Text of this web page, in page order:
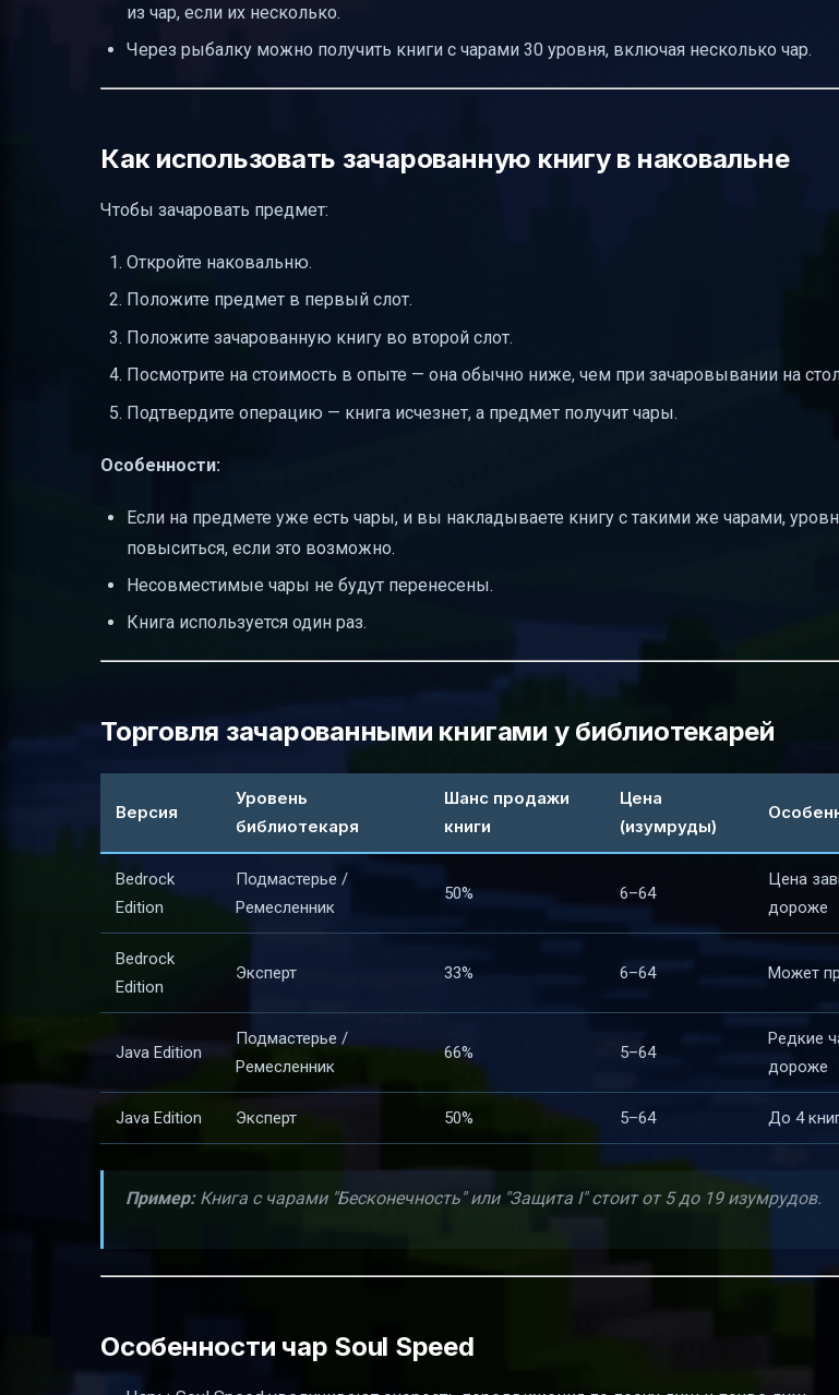
из чар, если их несколько.
Через рыбалку можно получить книги с чарами 30 уровня, включая несколько чар.
Как использовать зачарованную книгу в наковальне
Чтобы зачаровать предмет:
Откройте наковальню.
Положите предмет в первый слот.
Положите зачарованную книгу во второй слот.
Посмотрите на стоимость в опыте — она обычно ниже, чем при зачаровывании на
Подтвердите операцию — книга исчезнет, а предмет получит чары.
Особенности:
Если на предмете уже есть чары, и вы накладываете книгу с такими же чарами,
повыситься, если это возможно.
Несовместимые чары не будут перенесены.
Книга используется один раз.
Торговля зачарованными книгами у библиотекарей
Версия
Уровень
библиотекаря
Шанс продажи
книги
Цена
(изумруды)
Bedrock
Edition
Подмастерье /
Ремесленник
50% 6–64
Цена
дороже
Bedrock
Edition
Эксперт 33% 6–64 Может
Java Edition
Подмастерье /
Ремесленник
66% 5–64
Редкие
дороже
Java Edition Эксперт 50% 5–64 До 4
Пример:Книга с чарами "Бесконечность" или "Защита I" стоит от 5 до 19 изумрудов.
Особенности чар Soul Speed